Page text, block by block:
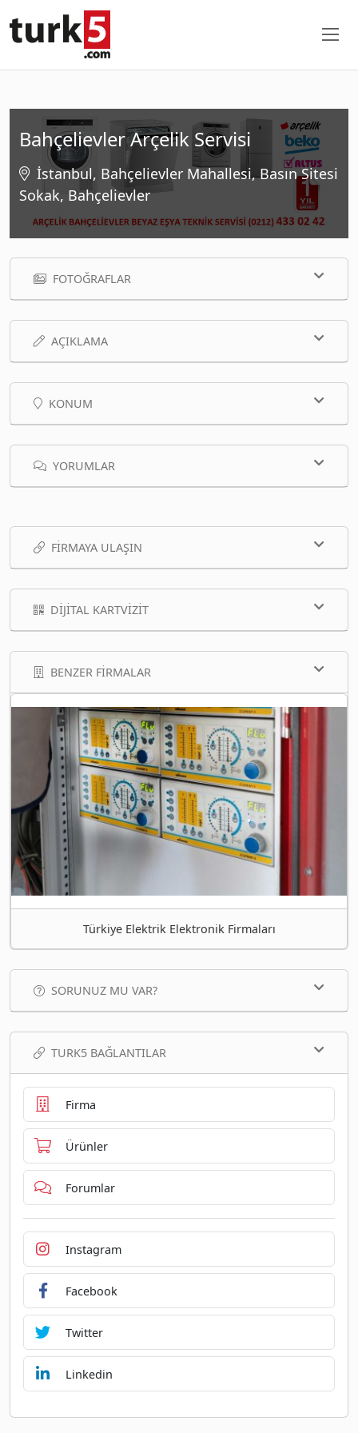
Bahçelievler Arçelik Servisi
İstanbul, Bahçelievler Mahallesi, Basın Sitesi
Sokak, Bahçelievler
FOTOĞRAFLAR
AÇIKLAMA
KONUM
YORUMLAR
FIRMAYA ULAŞIN
DIJITAL KARTVIZIT
BENZER FIRMALAR
Türkiye Elektrik Elektronik Firmaları
SORUNUZ MU VAR?
TURK5 BAĞLANTILAR
Firma
Ürünler
Forumlar
Instagram
Facebook
Twitter
Linkedin